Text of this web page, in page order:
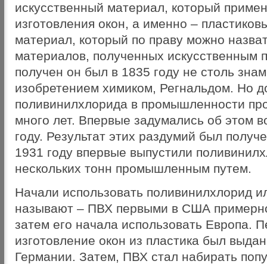
искусственный материал, который
изготовления окон, а именно –
материал, который по праву можно
материалов, полученных искусственным
получен он был в 1835 году не столь
изобретением химиком, Регнальдом. Но
поливинилхлорида в промышленности
много лет. Впервые задумались об этом
году. Результат этих раздумий был
1931 году впервые выпустили
нескольких тонн промышленным путем.
Начали использовать поливинилхлорид
называют – ПВХ первыми в CША
затем его начала использовать Европа.
изготовление окон из пластика был
Германии. Затем, ПВХ стал набирать